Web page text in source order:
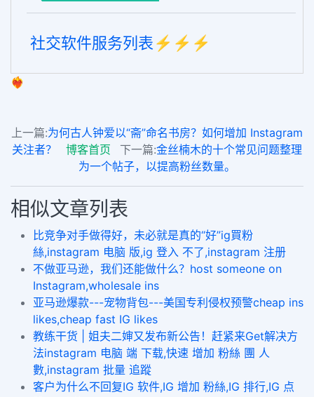
社交软件服务列表⚡️⚡️⚡️
❤️‍🔥
上一篇:为何古人钟爱以“斋”命名书房？如何增加 Instagram
关注者？
博客首页 下一篇:金丝楠木的十个常见问题整理
为一个帖子，以提高粉丝数量。
相似文章列表
比竞争对手做得好，未必就是真的“好”ig買粉
絲,instagram 电脑 版,ig 登入 不了,instagram 注册
不做亚马逊，我们还能做什么？host someone on
Instagram,wholesale ins
亚马逊爆款---宠物背包---美国专利侵权预警cheap ins
likes,cheap fast IG likes
教练干货 | 姐夫二婶又发布新公告！赶紧来Get解决方
法instagram 电脑 端 下载,快速 增加 粉絲 團 人
數,instagram 批量 追蹤
客户为什么不回复IG 软件,IG 增加 粉絲,IG 排行,IG 点